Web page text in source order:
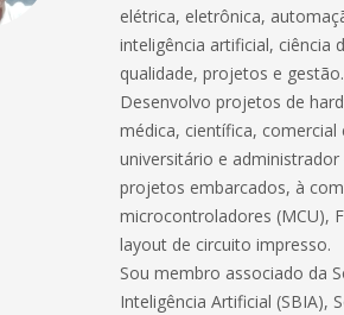
elétrica, eletrônica,
inteligência artificial, ciência
qualidade, projetos e
Desenvolvo projetos de
médica, científica,
universitário e
projetos embarcados, à
microcontroladores (MCU),
layout de circuito impresso.
Sou membro associado da
Inteligência Artificial (SBIA),